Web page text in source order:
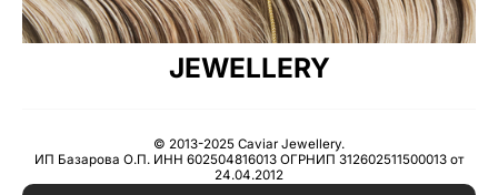
JEWELLERY
© 2013-2025 Caviar Jewellery.
ИП Базарова О.П. ИНН 602504816013 ОГРНИП 312602511500013 от
24.04.2012